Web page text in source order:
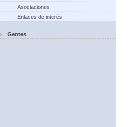
Asociaciones
Enlaces de interés
Gentes